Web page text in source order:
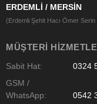
ERDEMLİ / MERSİN
(Erdemli Şehit Hacı Ömer
MÜŞTERI
Sabit Hat:
0324
GSM /
WhatsApp:
0542